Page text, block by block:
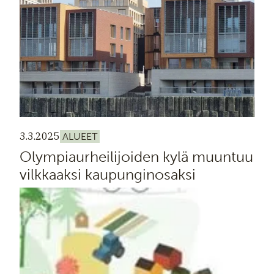
3.3.2025 ALUEET
Olympiaurheilijoiden kylä muuntuu
vilkkaaksi kaupunginosaksi